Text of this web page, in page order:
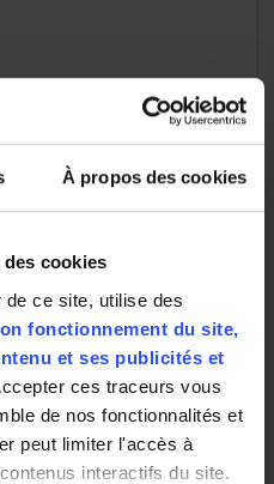
À propos des cookies
cookies
ce site, utilise des
fonctionnement du site,
et ses publicités et
ces traceurs vous
de nos fonctionnalités et
peut limiter l'accès à
interactifs du site.
provenance